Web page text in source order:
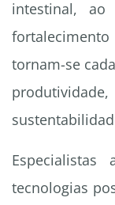
intestinal,
tornam-se
tecnologias